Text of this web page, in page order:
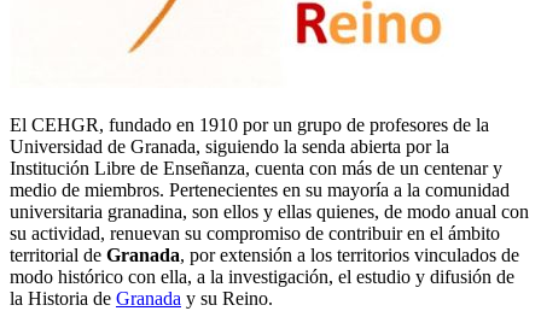
El CEHGR, fundado en 1910 por un grupo de profesores de la
Universidad de Granada, siguiendo la senda abierta por la
Institución Libre de Enseñanza, cuenta con más de un centenar y
medio de miembros. Pertenecientes en su mayoría a la comunidad
universitaria granadina, son ellos y ellas quienes, de modo anual con
su actividad, renuevan su compromiso de contribuir en el ámbito
territorial de Granada, por extensión a los territorios vinculados de
modo histórico con ella, a la investigación, el estudio y difusión de
la Historia de Granada y su Reino.